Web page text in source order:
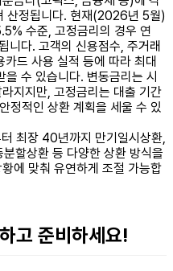
산정됩니다. 현재(2026년 5월)
수준, 고정금리의 경우 연
다. 고객의 신용점수, 주거래
드 사용 실적 등에 따라 최대
수 있습니다. 변동금리는 시
지지만, 고정금리는 대출 기간
정적인 상환 계획을 세울 수 있
최장 40년까지 만기일시상환,
할상환 등 다양한 상환 방식을
에 맞춰 유연하게 조절 가능합
고 준비하세요!